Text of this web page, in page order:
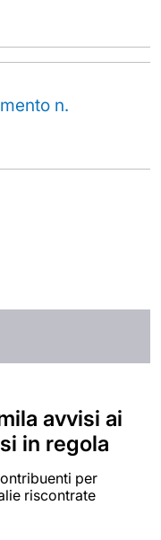
n.
avvisi ai
in regola
per
riscontrate